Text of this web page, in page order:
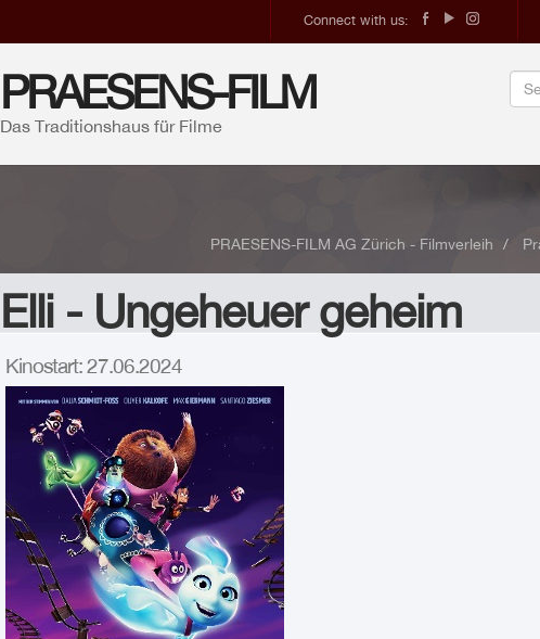
Connect with us:
PRAESENS-FILM
Das Traditionshaus für Filme
PRAESENS-FILM AG Zürich - Filmverleih
Elli - Ungeheuer geheim
Kinostart: 27.06.2024